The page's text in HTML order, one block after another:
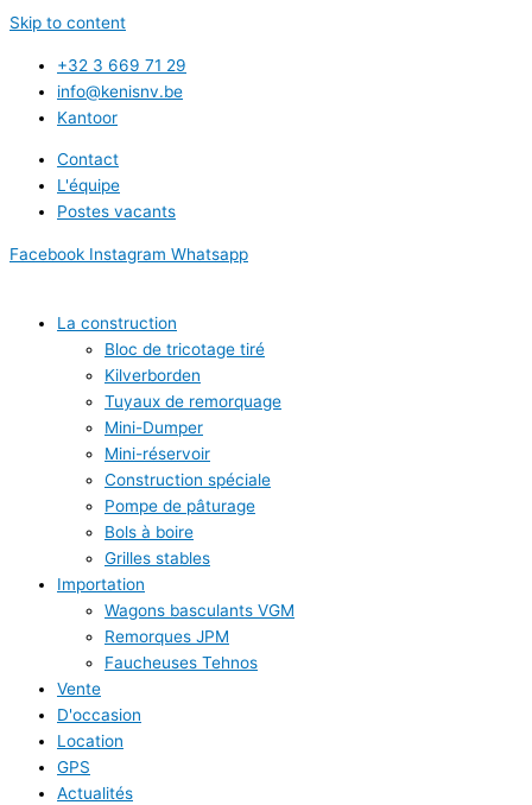
Skip to content
+32 3 669 71 29
info@kenisnv.be
Kantoor
Contact
L'équipe
Postes vacants
Facebook Instagram Whatsapp
La construction
Bloc de tricotage tiré
Kilverborden
Tuyaux de remorquage
Mini-Dumper
Mini-réservoir
Construction spéciale
Pompe de pâturage
Bols à boire
Grilles stables
Importation
Wagons basculants VGM
Remorques JPM
Faucheuses Tehnos
Vente
D'occasion
Location
GPS
Actualités